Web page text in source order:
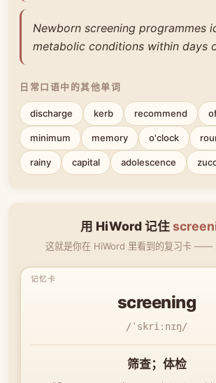
Newborn screening programmes
metabolic conditions within days
日常口语中的其他单词
discharge kerb recommend
minimum memory o'clock
rainy capital adolescence
用 HiWord 记住
这就是你在 HiWord 里看到的复习卡 ——
screening
/ˈskriːnɪŋ/
筛查；体检